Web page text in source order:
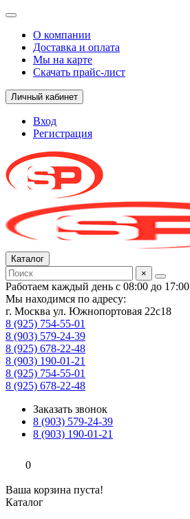
О компании
Доставка и оплата
Мы на карте
Скачать прайс-лист
Личный кабинет
Вход
Регистрация
Каталог
×
Работаем каждый день с 08:00 до 17:00
Мы находимся по адресу:
г. Москва ул. Южнопортовая 22с18
8 (925) 754-55-01
8 (903) 579-24-39
8 (925) 678-22-48
8 (903) 190-01-21
8 (925) 754-55-01
8 (925) 678-22-48
Заказать звонок
8 (903) 579-24-39
8 (903) 190-01-21
0
Ваша корзина пуста!
Каталог